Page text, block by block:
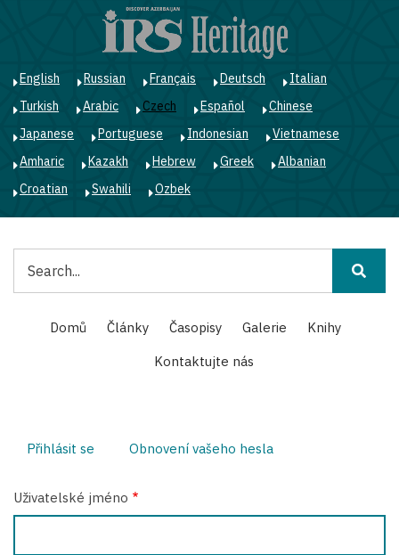
English Russian Français Deutsch
Italian
Turkish
Arabic Czech Español
Chinese
Japanese
Portuguese Indonesian
Vietnamese
Amharic
Kazakh Hebrew Greek
Albanian
Croatian
Swahili Ozbek
Main
navigation
Domů Články Časopisy Galerie
Knihy
Kontaktujte nás
záložky
Přihlásit se (aktivníObnovení vašeho hesla
Uživatelské jméno